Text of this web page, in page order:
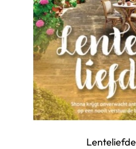
Lenteliefde